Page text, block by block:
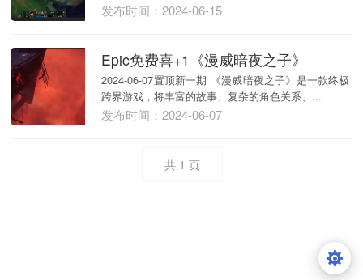
发布时间：2024-06-15
Epic免费喜+1《漫威暗夜之子》
2024-06-07置顶新一期 《漫威暗夜之子》是一款终极
跨界游戏，将丰富的故事、复杂的角色关系、...
发布时间：2024-06-07
共 1 页